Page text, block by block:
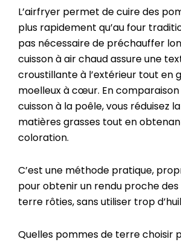
L’airfryer permet de cuire des
plus rapidement qu’au four
pas nécessaire de préchauffer
cuisson à air chaud assure une
croustillante à l’extérieur tout en
moelleux à cœur. En
cuisson à la poêle, vous réduisez
matières grasses tout en
coloration.
C’est une méthode pratique,
pour obtenir un rendu proche
terre rôties, sans utiliser trop
Quelles pommes de terre choisir